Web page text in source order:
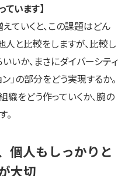
います】
ていくと、この課題はどん
人と比較をしますが、比較し
いか、まさにダイバーシティ
」の部分をどう実現するか。
をどう作っていくか、腕の
。
個人もしっかりと
大切